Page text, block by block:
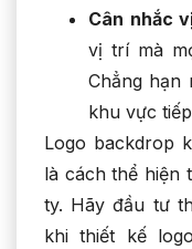
Cân nhắc
vị trí mà
Chẳng hạn
khu vực
Logo backdrop
là cách thể hiện
ty. Hãy đầu tư
khi thiết kế